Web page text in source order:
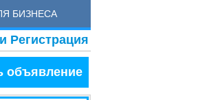
БИЗНЕСА
Регистрация
объявление